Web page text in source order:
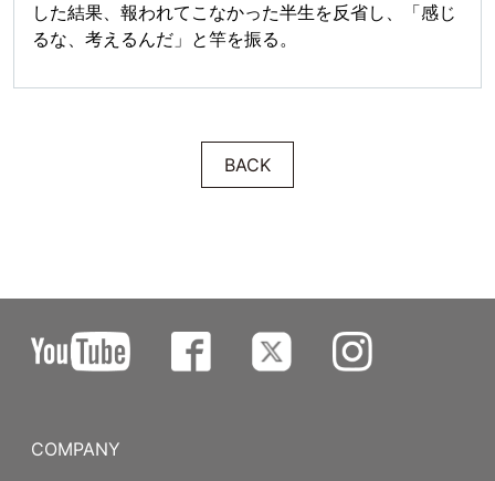
した結果、報われてこなかった半生を反省し、「感じ
るな、考えるんだ」と竿を振る。
BACK
COMPANY